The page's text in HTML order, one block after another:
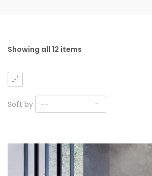
Showing all 12 items
Soft by --